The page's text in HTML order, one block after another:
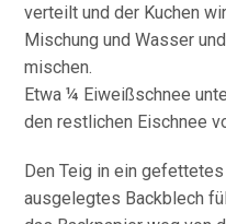
verteilt und der Kuchen
Mischung und Wasser
mischen.
Etwa ¼ Eiweißschnee
den restlichen Eischnee
Den Teig in ein
ausgelegtes Backblech